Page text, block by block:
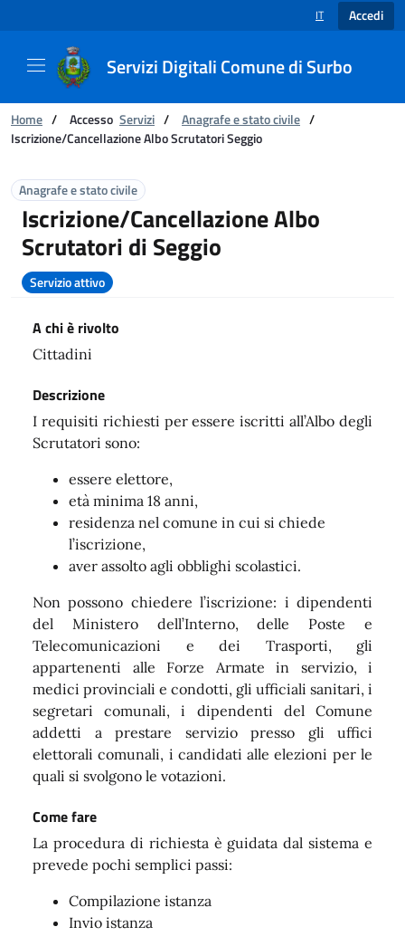
SELEZIONE
IT Accedi
Servizi Digitali Comune di Surbo
Ti trovi in:
Home / Accesso Servizi / Anagrafe e stato civile /
Iscrizione/Cancellazione Albo Scrutatori Seggio
Anagrafe e stato civile
Iscrizione/Cancellazione Albo
Scrutatori di Seggio
Servizio attivo
A chi è rivolto
Cittadini
Descrizione
I requisiti richiesti per essere iscritti all’Albo degli
Scrutatori sono:
essere elettore,
età minima 18 anni,
residenza nel comune in cui si chiede
l’iscrizione,
aver assolto agli obblighi scolastici.
Non possono chiedere l’iscrizione: i dipendenti
del Ministero dell’Interno, delle Poste e
Telecomunicazioni e dei Trasporti, gli
appartenenti alle Forze Armate in servizio, i
medici provinciali e condotti, gli ufficiali sanitari, i
segretari comunali, i dipendenti del Comune
addetti a prestare servizio presso gli uffici
elettorali comunali, i candidati alle elezioni per le
quali si svolgono le votazioni.
Come fare
La procedura di richiesta è guidata dal sistema e
prevede pochi semplici passi:
Compilazione istanza
Invio istanza